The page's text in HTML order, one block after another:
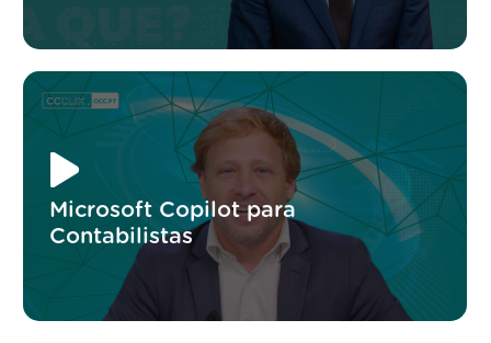
Microsoft Copilot para
Contabilistas